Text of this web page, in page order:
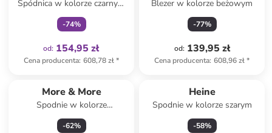
Spódnica w kolorze czarnym
ze wzorem
-74%
od: 154,95 zł
Cena producenta: 608,78 zł*
Blezer w kolorze beżowym
-77%
od: 139,95 zł
Cena producenta: 608,96 zł*
More & More
Spodnie w kolorze
jasnoróżowym
-62%
Heine
Spodnie w kolorze szarym
-58%